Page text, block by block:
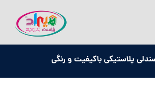
پلاستیکی باکیفیت و رنگی